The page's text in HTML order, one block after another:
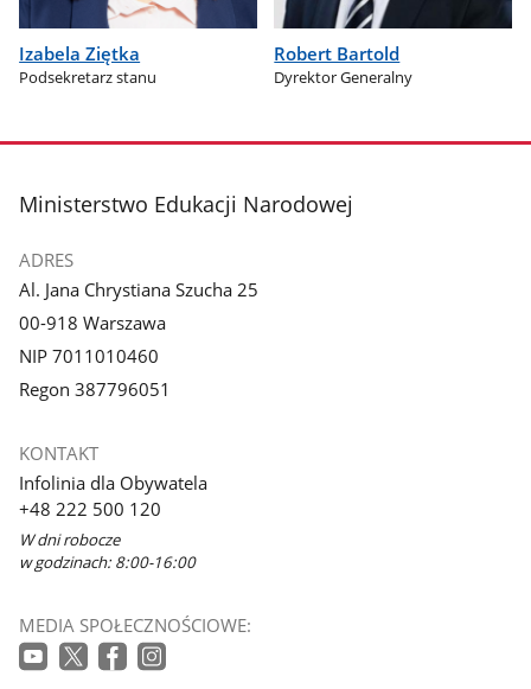
Izabela Ziętka
Podsekretarz stanu
Robert Bartold
Dyrektor Generalny
stopka
Ministerstwo Edukacji Narodowej
ADRES
Al. Jana Chrystiana Szucha 25
00-918 Warszawa
NIP 7011010460
Regon 387796051
KONTAKT
Infolinia dla Obywatela
+48 222 500 120
W dni robocze
w godzinach: 8:00-16:00
MEDIA SPOŁECZNOŚCIOWE: